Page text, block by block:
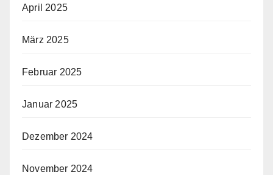
April 2025
März 2025
Februar 2025
Januar 2025
Dezember 2024
November 2024